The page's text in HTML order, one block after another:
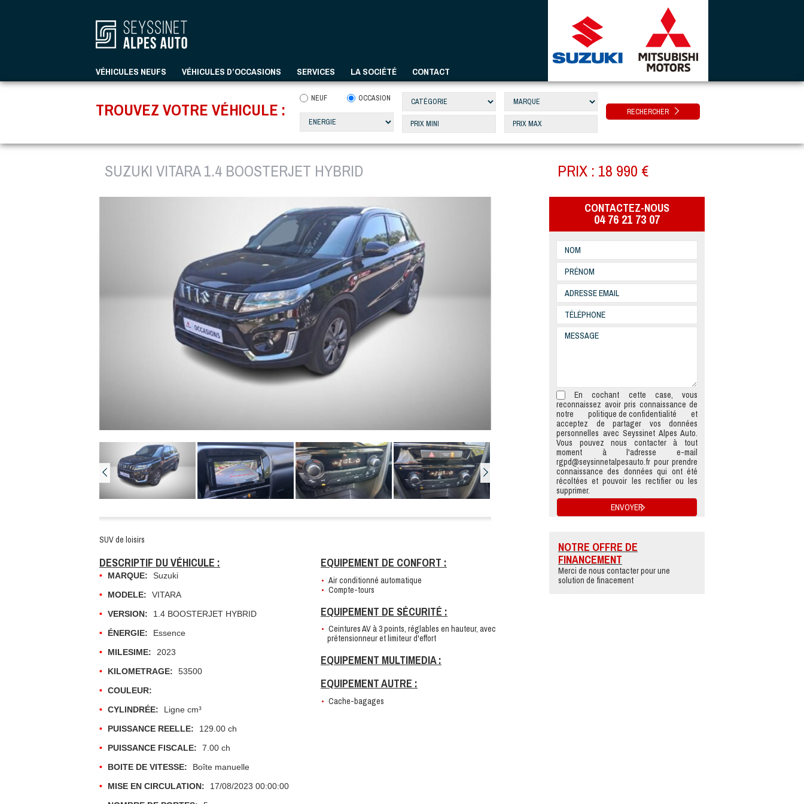
VÉHICULES NEUFS VÉHICULES D’OCCASIONS SERVICES LA SOCIÉTÉ CONTACT
TROUVEZ VOTRE VÉHICULE :
NEUF
OCCASION
RECHERCHER
SUZUKI VITARA 1.4 BOOSTERJET HYBRID PRIX : 18 990 €
SUV de loisirs
DESCRIPTIF DU VÉHICULE :
• MARQUE:
Suzuki
•
MODELE:
VITARA
• VERSION:
1.4 BOOSTERJET HYBRID
•
ÉNERGIE:
Essence
•
MILESIME:
2023
•
KILOMETRAGE:
53500
• COULEUR:
• CYLINDRÉE:
Ligne cm³
•
PUISSANCE REELLE:
129.00 ch
•
PUISSANCE FISCALE:
7.00 ch
•
BOITE DE VITESSE:
Boîte manuelle
•
MISE EN CIRCULATION:
17/08/2023 00:00:00
EQUIPEMENT DE CONFORT :
Air conditionné automatique
Compte-tours
EQUIPEMENT DE SÉCURITÉ :
Ceintures AV à 3 points, réglables en hauteur, avec
prétensionneur et limiteur d'effort
EQUIPEMENT MULTIMEDIA :
EQUIPEMENT AUTRE :
Cache-bagages
CONTACTEZ-NOUS
04 76 21 73 07
En cochant cette case, vous
reconnaissez avoir pris connaissance de
notre politique de confidentialité et
acceptez de partager vos données
personnelles avec Seyssinet Alpes Auto.
Vous pouvez nous contacter à tout
moment à l'adresse e-mail
rgpd@seysinnetalpesauto.fr pour prendre
connaissance des données qui ont été
récoltées et pouvoir les rectifier ou les
supprimer.
NOTRE OFFRE DE
FINANCEMENT
Merci de nous contacter pour une
solution de finacement